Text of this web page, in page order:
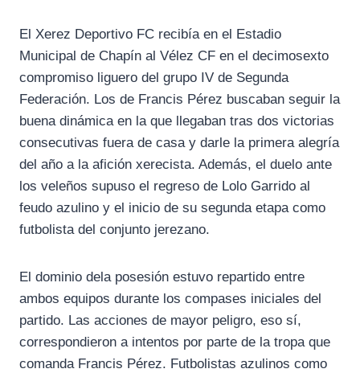
El Xerez Deportivo FC recibía en el Estadio
Municipal de Chapín al Vélez CF en el decimosexto
compromiso liguero del grupo IV de Segunda
Federación. Los de Francis Pérez buscaban seguir la
buena dinámica en la que llegaban tras dos victorias
consecutivas fuera de casa y darle la primera alegría
del año a la afición xerecista. Además, el duelo ante
los veleños supuso el regreso de Lolo Garrido al
feudo azulino y el inicio de su segunda etapa como
futbolista del conjunto jerezano.
El dominio dela posesión estuvo repartido entre
ambos equipos durante los compases iniciales del
partido. Las acciones de mayor peligro, eso sí,
correspondieron a intentos por parte de la tropa que
comanda Francis Pérez. Futbolistas azulinos como